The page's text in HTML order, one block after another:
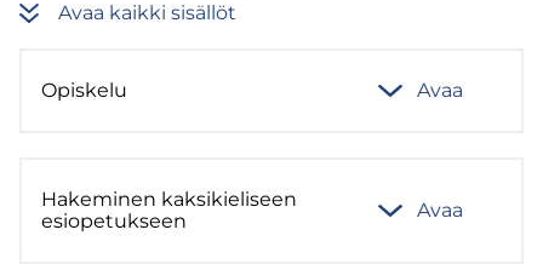
Avaa kaik­ki si­säl­löt
Opis­ke­lu Avaa
Ha­ke­mi­nen kak­si­kie­li­seen
esio­pe­tuk­seen
Avaa